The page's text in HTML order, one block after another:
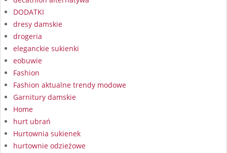
DODATKI
dresy damskie
drogeria
eleganckie sukienki
eobuwie
Fashion
Fashion aktualne trendy modowe
Garnitury damskie
Home
hurt ubrań
Hurtownia sukienek
hurtownie odzieżowe